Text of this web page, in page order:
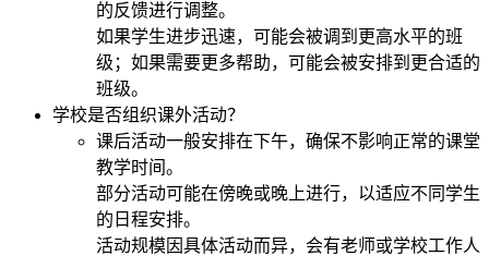
的反馈进行调整。
如果学生进步迅速，可能会被调到更高水平的班
级；如果需要更多帮助，可能会被安排到更合适的
班级。
学校是否组织课外活动？
课后活动一般安排在下午，确保不影响正常的课堂
教学时间。
部分活动可能在傍晚或晚上进行，以适应不同学生
的日程安排。
活动规模因具体活动而异，会有老师或学校工作人